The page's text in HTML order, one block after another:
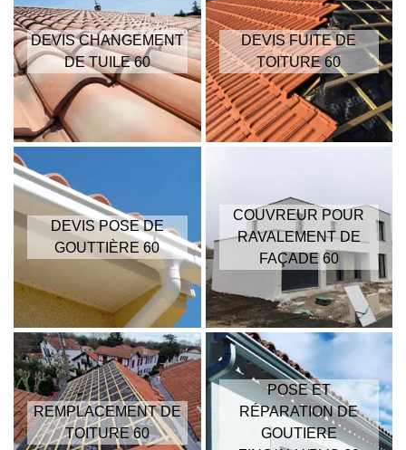
DEVIS CHANGEMENT
DE TUILE 60
DEVIS FUITE DE
TOITURE 60
DEVIS POSE DE
GOUTTIÈRE 60
COUVREUR POUR
RAVALEMENT DE
FAÇADE 60
REMPLACEMENT DE
TOITURE 60
POSE ET
RÉPARATION DE
GOUTIERE